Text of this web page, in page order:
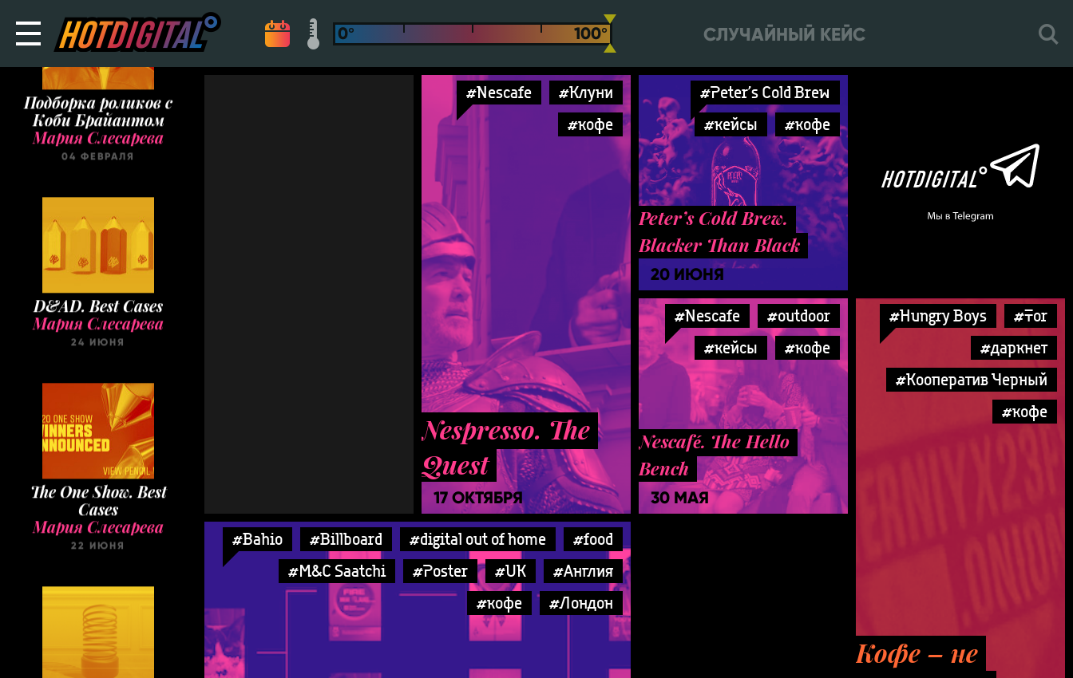
СЛУЧАЙНЫЙ КЕЙС
Мария Слесарева
04 ФЕВРАЛЯ
Мария Слесарева
24 ИЮНЯ
Cases
Мария Слесарева
22 ИЮНЯ
Winners 2020
Мария Слесарева
22 МАЯ
#Nescafe
#Клуни
#кофе
Nespresso. The
Quest
17 ОКТЯБРЯ
#Peter’s Cold Brew
#кейсы
#кофе
Peter’s Cold Brew.
Blacker Than Black
20 ИЮНЯ
#Nescafe
#outdoor
#кейсы
#кофе
Nescafé. The Hello
Bench
30 МАЯ
#Hungry Boys
#Tor
#даркнет
#Кооператив Черный
#кофе
Кофе – не
#Bahio #Billboard #digital out of home
#food
#M&C Saatchi
#Poster #UK
#Англия
#кофе
#Лондон